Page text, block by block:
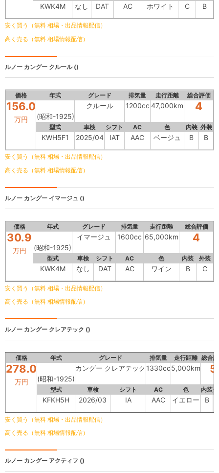
KWK4M なし DAT AC ホワイト C B
安く買う（無料 相場・出品情報配信）
高く売る（無料 相場情報配信）
ルノー カングー クルール ()
価格 年式 グレード 排気量 走行距離 総合評価
156.0
万円 (昭和-1925)
クルール 1200cc 47,000km 4
型式 車検 シフト AC 色 内装 外装
KWH5F1 2025/04 IAT AAC ベージュ B B
安く買う（無料 相場・出品情報配信）
高く売る（無料 相場情報配信）
ルノー カングー イマージュ ()
価格 年式 グレード 排気量 走行距離 総合評価
30.9
万円 (昭和-1925)
イマージュ 1600cc 65,000km 4
型式 車検 シフト AC 色 内装 外装
KWK4M なし DAT AC ワイン B C
安く買う（無料 相場・出品情報配信）
高く売る（無料 相場情報配信）
ルノー カングー クレアテック ()
価格 年式 グレード 排気量 走行距離 総合
278.0
万円 (昭和-1925)
カングー クレアテック 1330cc5,000km 5
型式 車検 シフト AC 色 内装
KFKH5H 2026/03 IA AAC イエロー B
安く買う（無料 相場・出品情報配信）
高く売る（無料 相場情報配信）
ルノー カングー アクティフ ()